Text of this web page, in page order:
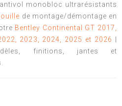
monobloc ultrarésistants
de montage/démontage en
Bentley Continental GT 2017,
2023, 2024, 2025 et 2026
finitions, jantes et